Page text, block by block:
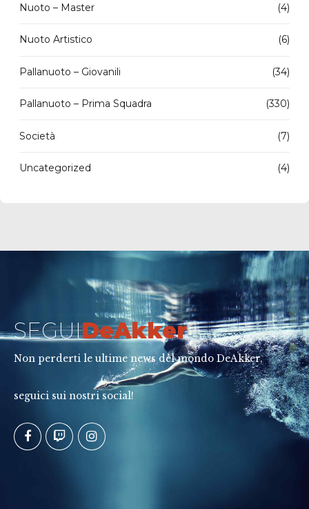
Nuoto – Master (4)
Nuoto Artistico (6)
Pallanuoto – Giovanili (34)
Pallanuoto – Prima Squadra (330)
Società (7)
Uncategorized (4)
SEGUIDeAkker
Non perderti le ultime news del mondo DeAkker,
seguici sui nostri social!